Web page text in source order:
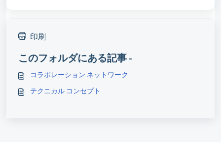
印刷
このフォルダにある記事 -
コラボレーション ネットワーク
テクニカル コンセプト